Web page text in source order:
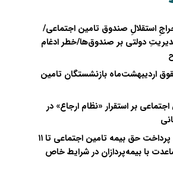
استقلالِ صندوق تامین اجتماعی/
دولتی بر صندوق‌ها/خطر ادغام
اردیبهشت‌ماه بازنشستگان تامین
اجتماعی بر استقرار «نظام ارجاع» در
تمدید مهلت پرداخت حق بیمه تامین اجتماعی تا ۱۱
با بیمه‌پردازان در شرایط خاص